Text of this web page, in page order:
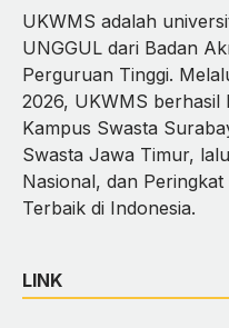
UKWMS adalah
UNGGUL dari Badan
Perguruan Tinggi.
2026, UKWMS berhasil
Kampus Swasta
Swasta Jawa Timur,
Nasional, dan
Terbaik di Indonesia.
LINK